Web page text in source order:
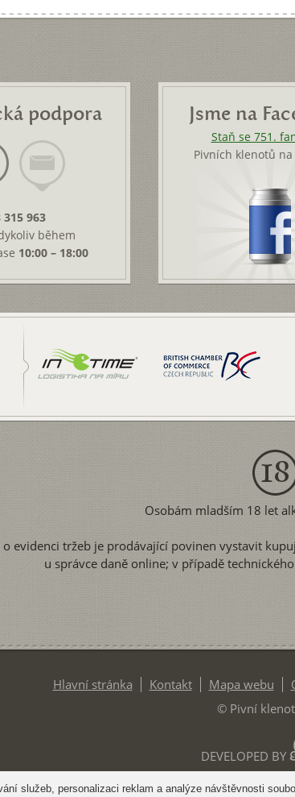
služeb, personalizaci reklam a analýze návštěvnosti
podpora
315 963
během
10:00 – 18:00
Jsme na
Staň se 751.
Pivních klenotů na
Osobám mladším 18 let
o evidenci tržeb je prodávající povinen vystavit
u správce daně online; v případě
Hlavní stránka Kontakt Mapa webu
© Pivní
DEVELOPED BY